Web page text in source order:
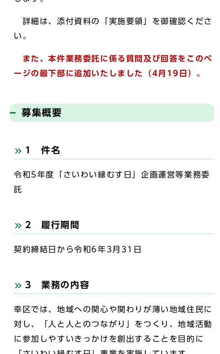
詳細は、添付資料の「実施要領」を御確認くださ
い。
また、本件業務委託に係る質問及び回答をこのペ
ージの最下部に追加いたしました（4月19日）。
募集概要
1 件名
令和5年度「さいわい縁むす日」企画運営等業務委
託
2 履行期間
契約締結日から令和6年3月31日
3 業務の内容
幸区では、地域への関心や関わりが薄い地域住民に
対し、「人と人とのつながり」をつくり、地域活動
に参加しやすいきっかけを創出することを目的に